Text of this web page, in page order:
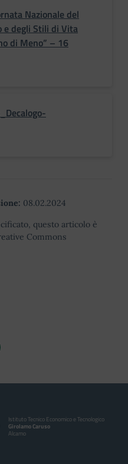
Nazionale del
e degli Stili di Vita
di Meno” – 16
08.02.2024
questo articolo è
Commons
Istituto Tecnico Economico e Tecnologico
Girolamo Caruso
Alcamo